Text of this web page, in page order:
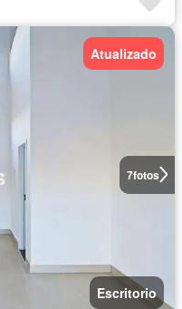
7fotos
Atualizado
Escritorio